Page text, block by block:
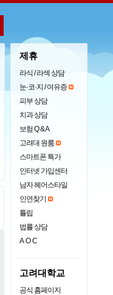
제휴
라식 / 라섹 상담
눈·코·지 / 여유증
피부 상담
치과 상담
보험 Q & A
고려대 원룸
스마트폰 특가
인터넷 가입센터
남자 헤어스타일
인연찾기
튤립
법률 상담
AOC
고려대학교
공식 홈페이지